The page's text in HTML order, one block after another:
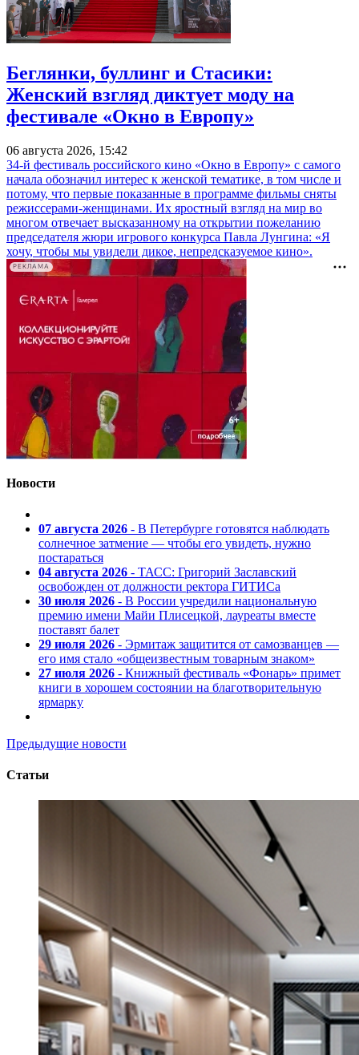
Беглянки, буллинг и Стасики:
Женский взгляд диктует моду на
фестивале «Окно в Европу»
06 августа 2026, 15:42
34-й фестиваль российского кино «Окно в Европу» с самого
начала обозначил интерес к женской тематике, в том числе и
потому, что первые показанные в программе фильмы сняты
режиссерами-женщинами. Их яростный взгляд на мир во
многом отвечает высказанному на открытии пожеланию
председателя жюри игрового конкурса Павла Лунгина: «Я
хочу, чтобы мы увидели дикое, непредсказуемое кино».
РЕКЛАМА
Новости
07 августа 2026 - В Петербурге готовятся наблюдать
солнечное затмение — чтобы его увидеть, нужно
постараться
04 августа 2026 - ТАСС: Григорий Заславский
освобожден от должности ректора ГИТИСа
30 июля 2026 - В России учредили национальную
премию имени Майи Плисецкой, лауреаты вместе
поставят балет
29 июля 2026 - Эрмитаж защитится от самозванцев —
его имя стало «общеизвестным товарным знаком»
27 июля 2026 - Книжный фестиваль «Фонарь» примет
книги в хорошем состоянии на благотворительную
ярмарку
Предыдущие новости
Статьи